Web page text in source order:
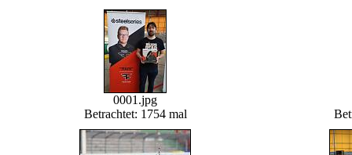
0001.jpg
Betrachtet: 1754 mal